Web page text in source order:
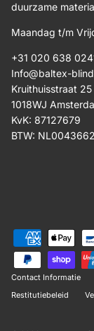
duurzame
Maandag t/m
+31 020 638
Info@baltex-
Kruithuisstraat 25
1018WJ
KvK: 87127679
BTW:
Contact Informatie
Restitutiebeleid